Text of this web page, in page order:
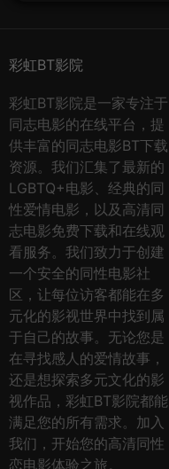
彩虹BT影院
彩虹BT影院是一家专注于
同志电影的在线平台，提
供丰富的同志电影BT下载
资源。我们汇集了最新的
LGBTQ+电影、经典的同
性爱情电影，以及高清同
志电影免费下载和在线观
看服务。我们致力于创建
一个安全的同性电影社
区，让每位访客都能在多
元化的影视世界中找到属
于自己的故事。无论您是
在寻找感人的爱情故事，
还是想探索多元文化的影
视作品，彩虹BT影院都能
满足您的所有需求。加入
我们，开始您的高清同性
恋电影体验之旅。